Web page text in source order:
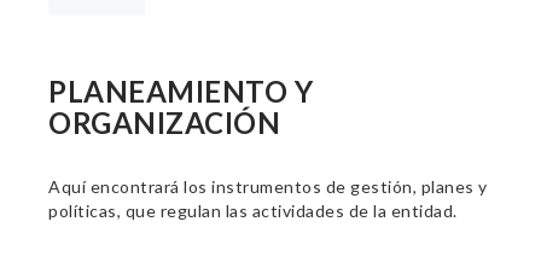
PLANEAMIENTO Y
ORGANIZACIÓN
Aquí encontrará los instrumentos de gestión, planes y
políticas, que regulan las actividades de la entidad.